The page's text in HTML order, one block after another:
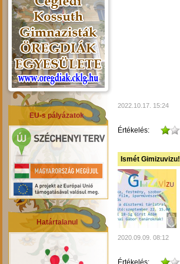
EU-s pályázatok
Határtalanul
2022.10.17. 15:24
Értékelés:
Ismét Gimizuvizu!
2020.09.09. 08:12
Értékelés: